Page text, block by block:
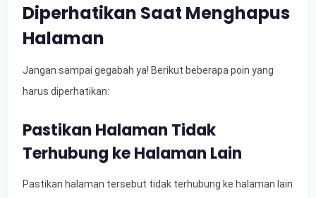
Diperhatikan Saat Menghapus
Halaman
Jangan sampai gegabah ya! Berikut beberapa poin yang
harus diperhatikan:
Pastikan Halaman Tidak
Terhubung ke Halaman Lain
Pastikan halaman tersebut tidak terhubung ke halaman lain